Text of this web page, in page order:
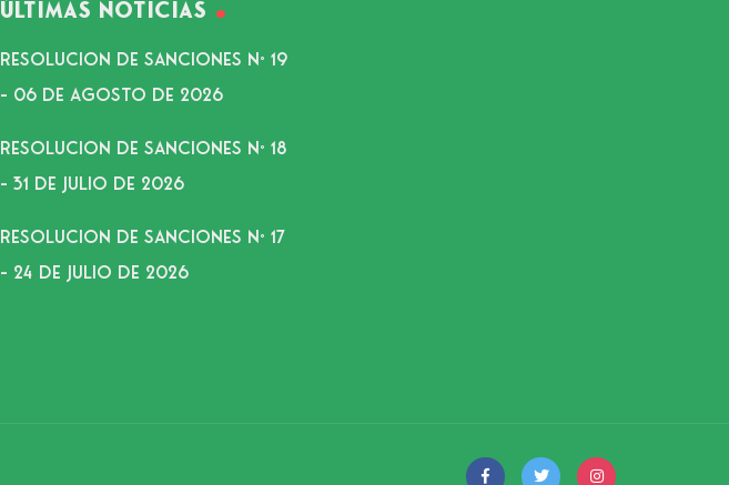
Últimas noticias
RESOLUCION DE SANCIONES N° 19
– 06 DE AGOSTO DE 2026
RESOLUCION DE SANCIONES N° 18
– 31 DE JULIO DE 2026
RESOLUCION DE SANCIONES N° 17
– 24 DE JULIO DE 2026